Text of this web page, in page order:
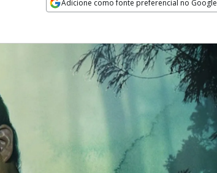
Adicione como fonte preferencial no Google